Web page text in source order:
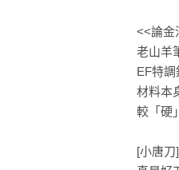
<<論金
老山羊
EF特
材料本
較「硬
[小唐刀]